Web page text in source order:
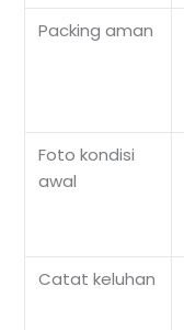
Packing aman
Foto kondisi
awal
Catat keluhan